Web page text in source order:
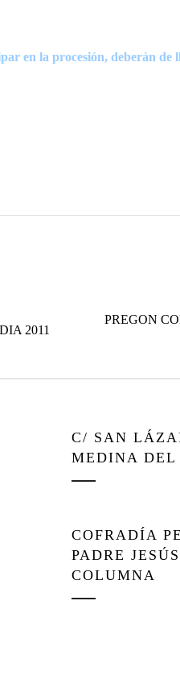
en la procesión, deberán de
2011
Entrada
PREGON
C/ SAN
MEDINA DEL
COFRADÍA
PADRE
COLUMNA